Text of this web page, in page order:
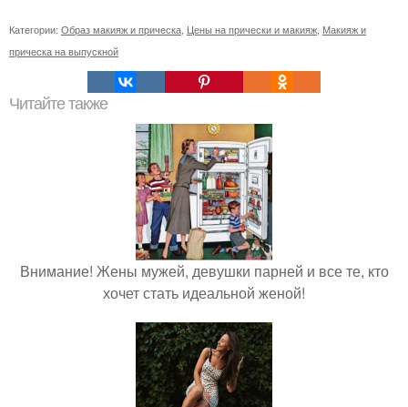
Категории: Образ макияж и прическа Цены на прически и макияж Макияж и
прическа на выпускной
Читайте также
Внимание! Жены мужей, девушки парней и все те, кто
хочет стать идеальной женой!